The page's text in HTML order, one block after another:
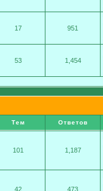
17 951
53 1,454
Тем Ответов
101 1,187
42 473